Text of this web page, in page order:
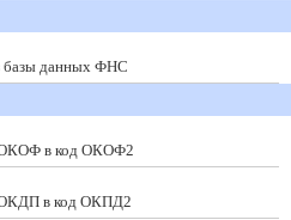
базы данных ФНС
ОКОФ в код ОКОФ2
ОКДП в код ОКПД2